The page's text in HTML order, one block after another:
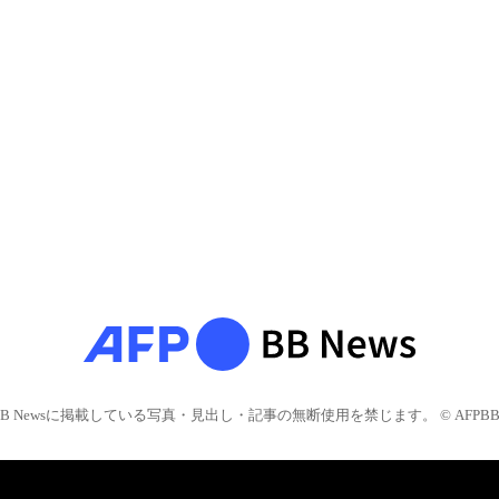
Newsに掲載している写真・見出し・記事の無断使用を禁じます。 © AFPBB